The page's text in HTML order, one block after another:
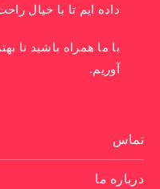
داده ایم تا با خیال
با ما همراه باشید تا
آوریم.
تماس
درباره ما